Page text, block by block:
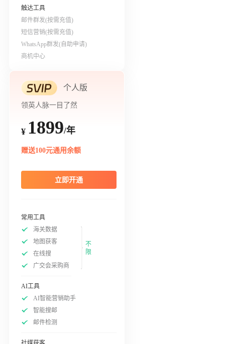
触达工具
邮件群发(按需充值)
短信营销(按需充值)
WhatsApp群发(自助申请)
商机中心
个人版
领英人脉一目了然
¥ 1899/年
赠送100元通用余额
立即开通
常用工具
海关数据
地图获客
在线搜
广交会采购商
不
限
AI工具
AI智能营销助手
智能搜邮
邮件检测